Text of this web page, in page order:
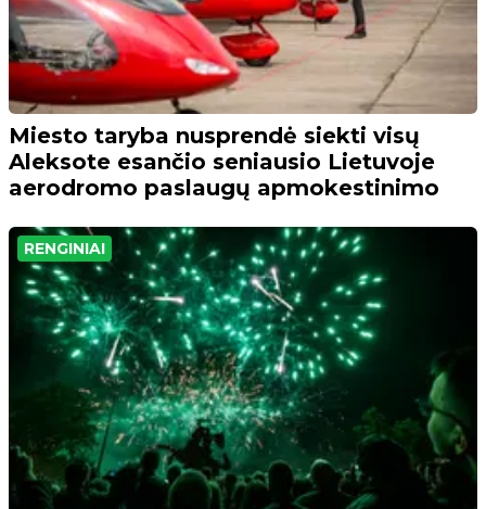
Miesto taryba nusprendė siekti visų
Aleksote esančio seniausio Lietuvoje
aerodromo paslaugų apmokestinimo
RENGINIAI